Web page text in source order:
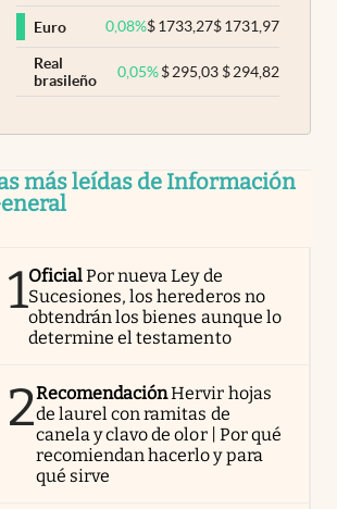
Euro 0,08%$1733,27$1731,97
Real
brasileño
0,05% $295,03 $294,82
más leídas de Información
1OficialPor nueva Ley de
Sucesiones, los herederos no
obtendrán los bienes aunque lo
determine el testamento
2RecomendaciónHervir hojas
de laurel con ramitas de
canela y clavo de olor | Por qué
recomiendan hacerlo y para
qué sirve